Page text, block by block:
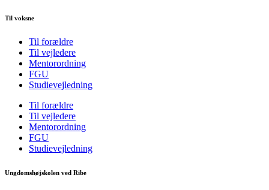
Til voksne
Til forældre
Til vejledere
Mentorordning
FGU
Studievejledning
Til forældre
Til vejledere
Mentorordning
FGU
Studievejledning
Ungdomshøjskolen ved Ribe